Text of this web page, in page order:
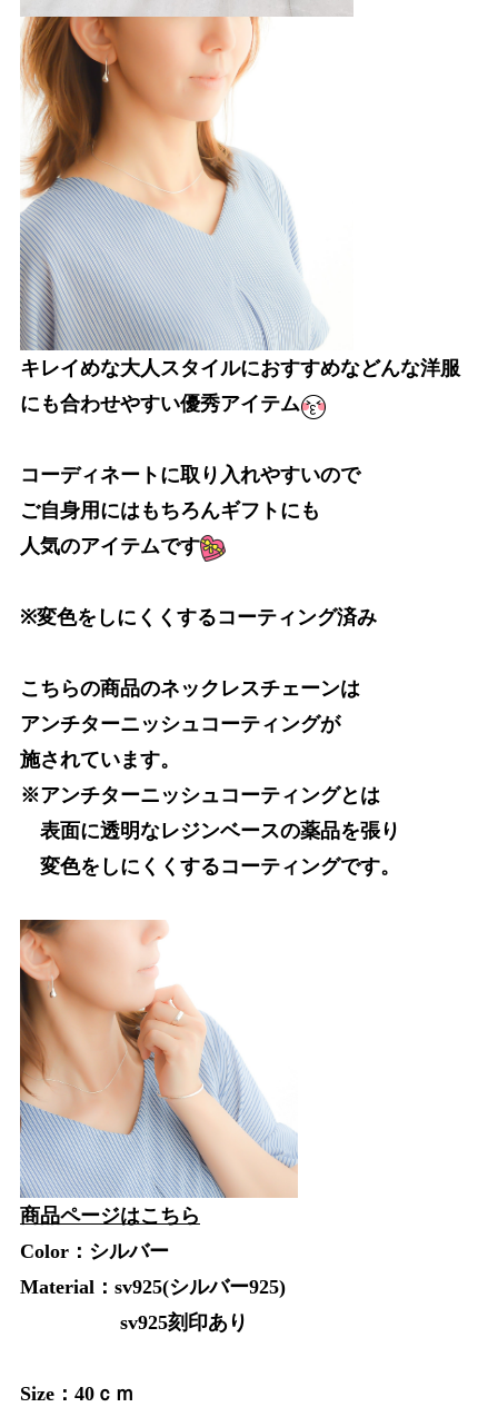
キレイめな大人スタイルにおすすめなどんな洋服
にも合わせやすい優秀アイテム
コーディネートに取り入れやすいので
ご自身用にはもちろんギフトにも
人気のアイテムです
※変色をしにくくするコーティング済み
こちらの商品のネックレスチェーンは
アンチターニッシュコーティングが
施されています。
※アンチターニッシュコーティングとは
表面に透明なレジンベースの薬品を張り
変色をしにくくするコーティングです。
商品ページはこちら
Color：シルバー
Material：sv925(シルバー925)
sv925刻印あり
Size：40ｃｍ